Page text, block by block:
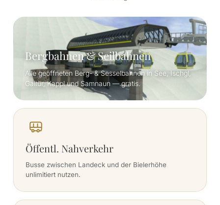
Bergbahnen & Seilbahnen
Alle geöffneten Berg- & Sesselbahnen in See, Ischgl,
Galtür, Kappl und Samnaun — gratis.
Öffentl. Nahverkehr
Busse zwischen Landeck und der Bielerhöhe
unlimitiert nutzen.